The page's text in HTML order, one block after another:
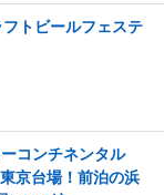
トビールフェステ
コンチネンタル
京台場！前泊の浜